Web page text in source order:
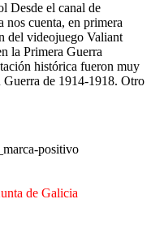
Desde el canal de
nos cuenta, en primera
del videojuego Valiant
la Primera Guerra
histórica fueron muy
Guerra de 1914-1918. Otro
de Galicia